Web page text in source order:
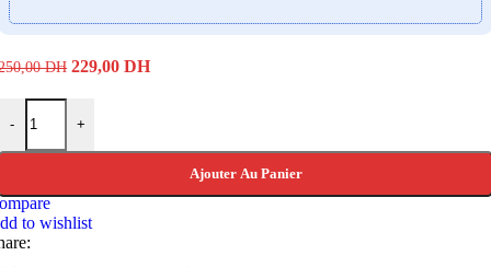
DH Le
était :
229,00 DHLe
-
de Fujifilm Film INSTAX Mini EU 2 Glossy (10*2pck)
+
Ajouter Au Panier
to wishlist